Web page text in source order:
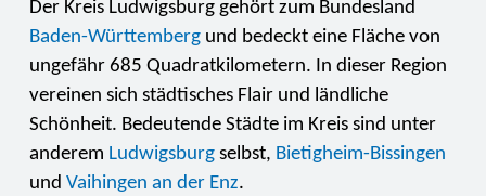
Der Kreis Ludwigsburg gehört zum Bundesland
Baden-Württembergund bedeckt eine Fläche von
ungefähr 685 Quadratkilometern. In dieser Region
vereinen sich städtisches Flair und ländliche
Schönheit. Bedeutende Städte im Kreis sind unter
anderem Ludwigsburgselbst, Bietigheim-Bissingen
und Vaihingen an der Enz.